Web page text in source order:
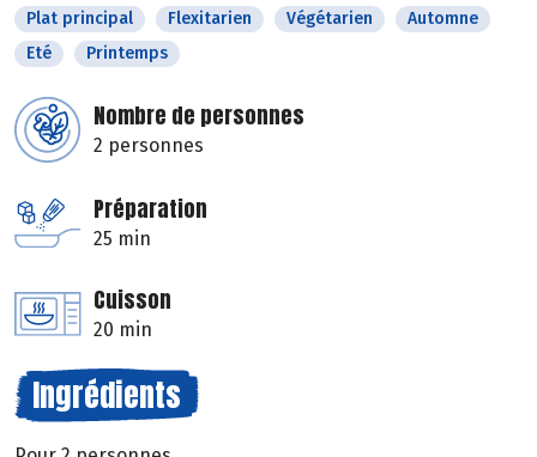
Plat principal Flexitarien Végétarien
Automne
Eté
Printemps
Nombre de personnes
2 personnes
Préparation
25 min
Cuisson
20 min
Ingrédients